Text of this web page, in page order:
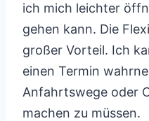
ich mich leichter
gehen kann. Die
großer Vorteil. Ich
einen Termin
Anfahrtswege oder
machen zu müssen.